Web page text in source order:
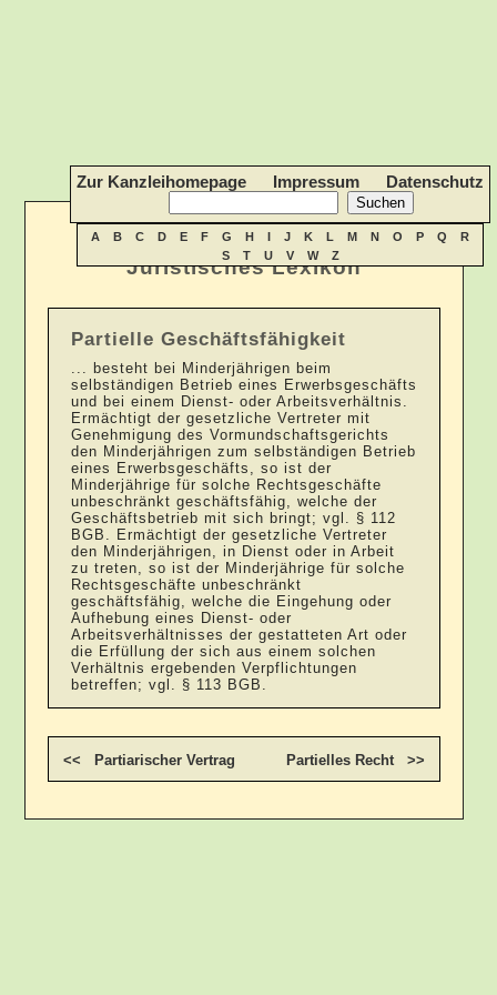
Juristisches Lexikon
Zur Kanzleihomepage Impressum Datenschutz
A B C D E F G H I J K L M N O P Q
R
S
T U V W Z
Partielle Geschäftsfähigkeit
... besteht bei Minderjährigen beim
selbständigen Betrieb eines Erwerbsgeschäfts
und bei einem Dienst- oder Arbeitsverhältnis.
Ermächtigt der gesetzliche Vertreter mit
Genehmigung des Vormundschaftsgerichts
den Minderjährigen zum selbständigen Betrieb
eines Erwerbsgeschäfts, so ist der
Minderjährige für solche Rechtsgeschäfte
unbeschränkt geschäftsfähig, welche der
Geschäftsbetrieb mit sich bringt; vgl. § 112
BGB. Ermächtigt der gesetzliche Vertreter
den Minderjährigen, in Dienst oder in Arbeit
zu treten, so ist der Minderjährige für solche
Rechtsgeschäfte unbeschränkt
geschäftsfähig, welche die Eingehung oder
Aufhebung eines Dienst- oder
Arbeitsverhältnisses der gestatteten Art oder
die Erfüllung der sich aus einem solchen
Verhältnis ergebenden Verpflichtungen
betreffen; vgl. § 113 BGB.
<< Partiarischer Vertrag Partielles Recht >>